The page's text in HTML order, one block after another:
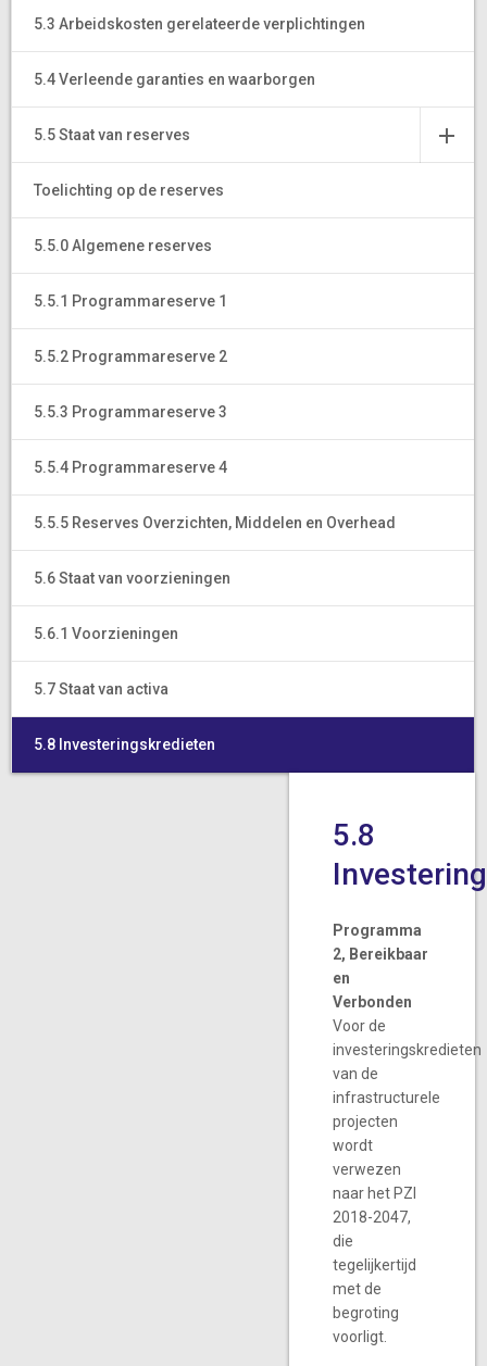
5.3 Arbeidskosten gerelateerde verplichtingen
5.4 Verleende garanties en waarborgen
5.5 Staat van reserves
Toelichting op de reserves
5.5.0 Algemene reserves
5.5.1 Programmareserve 1
5.5.2 Programmareserve 2
5.5.3 Programmareserve 3
5.5.4 Programmareserve 4
5.5.5 Reserves Overzichten, Middelen en Overhead
5.6 Staat van voorzieningen
5.6.1 Voorzieningen
5.7 Staat van activa
5.8 Investeringskredieten
5.8
Programma
2, Bereikbaar
en
Verbonden
Voor de
investeringskredieten
van de
infrastructurele
projecten
wordt
verwezen
naar het PZI
2018-2047,
die
tegelijkertijd
met de
begroting
voorligt.